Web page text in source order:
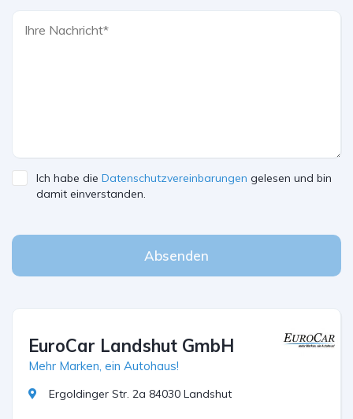
Ich habe die Datenschutzvereinbarungen gelesen und bin
damit einverstanden.
Absenden
EuroCar Landshut GmbH
Mehr Marken, ein Autohaus!
Ergoldinger Str. 2a 84030 Landshut